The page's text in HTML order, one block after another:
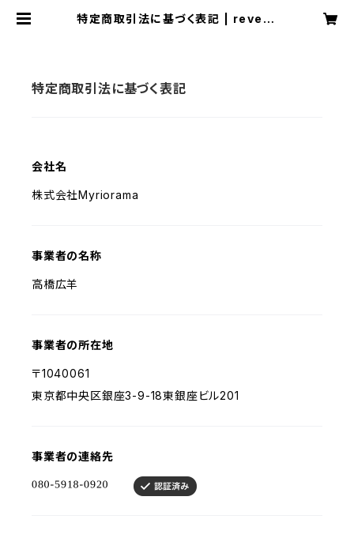
特定商取引法に基づく表記 | revers
特定商取引法に基づく表記
会社名
株式会社Myriorama
事業者の名称
高橋広羊
事業者の所在地
〒1040061
東京都中央区銀座3-9-18東銀座ビル201
事業者の連絡先